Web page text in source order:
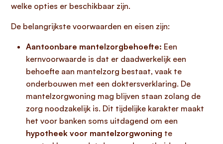
welke opties er beschikbaar zijn.
De belangrijkste voorwaarden en eisen zijn:
Aantoonbare mantelzorgbehoefte: Een
kernvoorwaarde is dat er daadwerkelijk een
behoefte aan mantelzorg bestaat, vaak te
onderbouwen met een doktersverklaring. De
mantelzorgwoning mag blijven staan zolang de
zorg noodzakelijk is. Dit tijdelijke karakter maakt
het voor banken soms uitdagend om een
hypotheek voor mantelzorgwoning te